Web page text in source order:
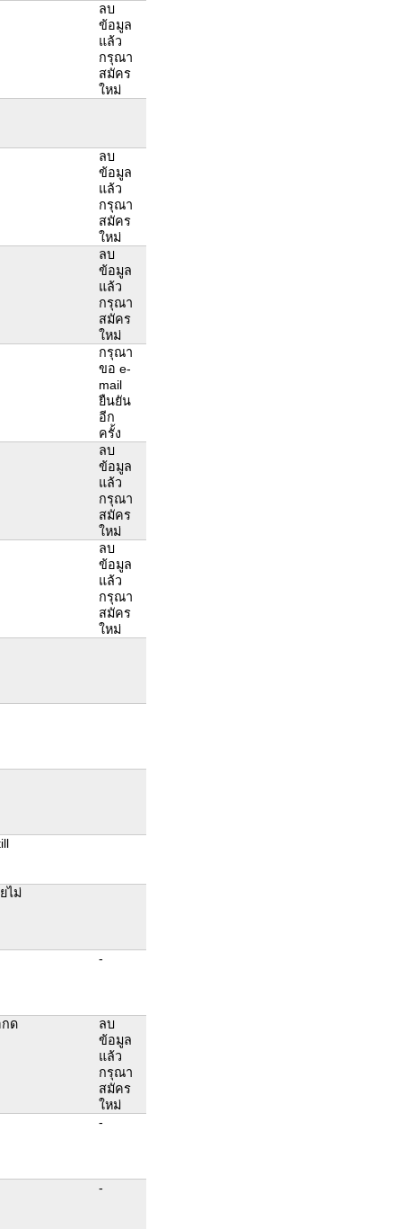
ลบ
ข้อมูล
แล้ว
กรุณา
สมัคร
ใหม่
ลบ
ข้อมูล
แล้ว
กรุณา
สมัคร
ใหม่
ลบ
ข้อมูล
แล้ว
กรุณา
สมัคร
ใหม่
กรุณา
ขอ e-
mail
ยืนยัน
อีก
ครั้ง
ลบ
ข้อมูล
แล้ว
กรุณา
สมัคร
ใหม่
ลบ
ข้อมูล
แล้ว
กรุณา
สมัคร
ใหม่
ไม่
-
กด
ลบ
ข้อมูล
แล้ว
กรุณา
สมัคร
ใหม่
-
-